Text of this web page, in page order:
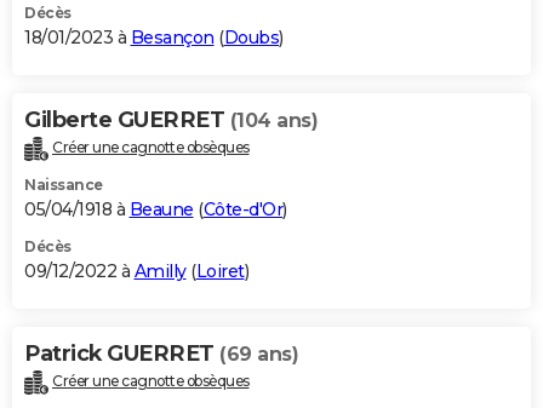
Décès
18/01/2023 à Besançon (Doubs)
Gilberte GUERRET (104 ans)
Créer une cagnotte obsèques
Naissance
05/04/1918 à Beaune (Côte-d'Or)
Décès
09/12/2022 à Amilly(Loiret)
Patrick GUERRET (69 ans)
Créer une cagnotte obsèques